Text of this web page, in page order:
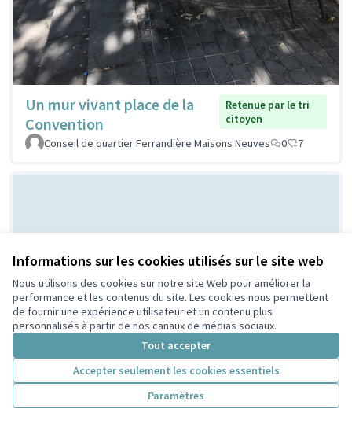
Informations sur les cookies utilisés sur le site web
Nous utilisons des cookies sur notre site Web pour améliorer la
performance et les contenus du site. Les cookies nous permettent
de fournir une expérience utilisateur et un contenu plus
personnalisés à partir de nos canaux de médias sociaux.
Tout accepter
Accepter seulement les cookies essentiels
Paramètres
Un mur vivant place de la
Convention
Retenue par le tri
citoyen
Conseil de quartier Ferrandière Maisons Neuves
0 7
Bal Populaire place Lazare
Goujon
Non retenue par le tri
citoyen